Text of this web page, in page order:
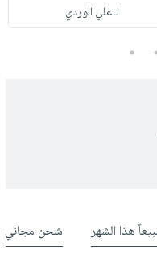
لـ علي الوردي
5
هذا الشهر شحن مجاني